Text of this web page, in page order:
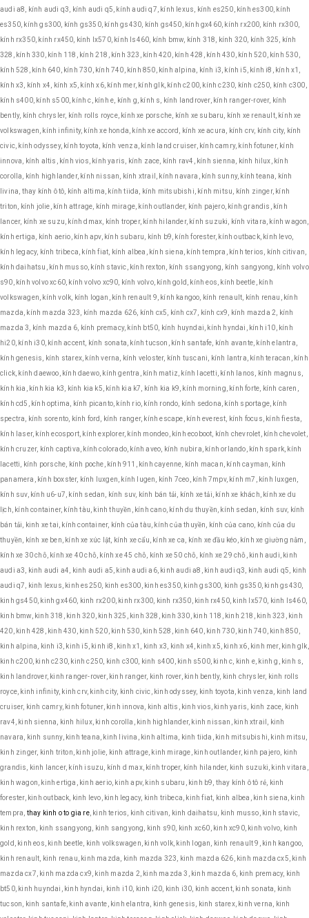
audi a8, kính audi q3, kính audi q5, kính audi q7, kính lexus, kính es250, kính es300, kính
es350, kính gs300, kính gs350, kính gs430, kính gs450, kính gx460, kính rx200, kính rx300,
kính rx350, kính rx450, kính lx570, kính ls460, kính bmw, kính 318, kính 320, kính 325, kính
328, kính 330, kính 118, kính 218, kính 323, kính 420, kính 428, kính 430, kính 520, kính 530,
kính 528, kính 640, kính 730, kính 740, kính 850, kính alpina, kính i3, kính i5, kính i8, kính x1,
kính x3, kính x4, kính x5, kính x6, kính mer, kính glk, kính c200, kính c230, kính c250, kính c300,
kính s400, kính s500, kính c, kính e, kính g, kính s, kính landrover, kính ranger-rover, kính
bently, kính chrysler, kính rolls royce, kính xe porsche, kính xe subaru, kính xe renault, kính xe
volkswagen, kính infinity, kính xe honda, kính xe accord, kính xe acura, kính crv, kính city, kính
civic, kính odyssey, kính toyota, kính venza, kính land cruiser, kính camry, kính fotuner, kính
innova, kính altis, kính vios, kính yaris, kính zace, kính rav4, kính sienna, kính hilux, kính
corolla, kính highlander, kính nissan, kính xtrail, kính navara, kính sunny, kính teana, kính
livina, thay kính ô tô, kính altima, kính tiida, kính mitsubishi, kính mitsu, kính zinger, kính
triton, kính jolie, kính attrage, kính mirage, kính outlander, kính pajero, kính grandis, kính
lancer, kính xe suzu, kính dmax, kính troper, kính hilander, kính suzuki, kính vitara, kính wagon,
kính ertiga, kính aerio, kính apv, kính subaru, kính b9, kính forester, kính outback, kính levo,
kính legacy, kính tribeca, kính fiat, kính albea, kính siena, kính tempra, kính terios, kính citivan,
kính daihatsu, kính musso, kính stavic, kính rexton, kính ssangyong, kính sangyong, kính volvo
s90, kính volvo xc60, kính volvo xc90, kính volvo, kính gold, kính eos, kính beetle, kính
volkswagen, kính volk, kính logan, kính renault 9, kính kangoo, kính renault, kính renau, kính
mazda, kính mazda 323, kính mazda 626, kính cx5, kính cx7, kính cx9, kính mazda 2, kính
mazda 3, kính mazda 6, kính premacy, kính bt50, kính huyndai, kính hyndai, kính i10, kính
hi20, kính i30, kính accent, kính sonata, kính tucson, kính santafe, kính avante, kính elantra,
kính genesis, kính starex, kính verna, kính veloster, kính tuscani, kính lantra, kính teracan, kính
click, kính daewoo, kính daewo, kính gentra, kính matiz, kính lacetti, kính lanos, kính magnus,
kính kia, kính kia k3, kính kia k5, kính kia k7, kính kia k9, kính morning, kính forte, kính caren,
kính cd5, kính optima, kính picanto, kính rio, kính rondo, kính sedona, kính sportage, kính
spectra, kính sorento, kính ford, kính ranger, kính escape, kính everest, kính focus, kính fiesta,
kính laser, kính ecosport, kính explorer, kính mondeo, kính ecoboot, kính chevrolet, kính chevolet,
kính cruzer, kính captiva, kính colorado, kính aveo, kính nubira, kính orlando, kính spark, kính
lacetti, kính porsche, kính poche, kính 911, kính cayenne, kính macan, kính cayman, kính
panamera, kính boxster, kính luxgen, kính lugen, kính 7ceo, kính 7mpv, kính m7, kính luxgen,
kính suv, kính u6-u7, kính sedan, kính suv, kính bán tải, kính xe tải, kính xe khách, kính xe du
lịch, kính container, kính tàu, kinh thuyền, kính cano, kính du thuyền, kính sedan, kính suv, kính
bán tải, kinh xe tai, kính container, kính của tàu, kính của thuyền, kính của cano, kính của du
thuyền, kính xe ben, kính xe xúc lật, kính xe cẩu, kính xe ca, kính xe đầu kéo, kính xe giường nằm,
kính xe 30 chỗ, kính xe 40 chỗ, kính xe 45 chỗ, kính xe 50 chỗ, kính xe 29 chỗ, kinh audi, kinh
audi a3, kinh audi a4, kinh audi a5, kinh audi a6, kinh audi a8, kinh audi q3, kinh audi q5, kinh
audi q7, kinh lexus, kinh es250, kinh es300, kinh es350, kinh gs300, kinh gs350, kinh gs430,
kinh gs450, kinh gx460, kinh rx200, kinh rx300, kinh rx350, kinh rx450, kinh lx570, kinh ls460,
kinh bmw, kinh 318, kinh 320, kinh 325, kinh 328, kinh 330, kinh 118, kinh 218, kinh 323, kinh
420, kinh 428, kinh 430, kinh 520, kinh 530, kinh 528, kinh 640, kinh 730, kinh 740, kinh 850,
kinh alpina, kinh i3, kinh i5, kinh i8, kinh x1, kinh x3, kinh x4, kinh x5, kinh x6, kinh mer, kinh glk,
kinh c200, kinh c230, kinh c250, kinh c300, kinh s400, kinh s500, kinh c, kinh e, kinh g, kinh s,
kinh landrover, kinh ranger-rover, kinh ranger, kinh rover, kinh bently, kinh chrysler, kinh rolls
royce, kinh infinity, kinh crv, kinh city, kinh civic, kinh odyssey, kinh toyota, kinh venza, kinh land
cruiser, kinh camry, kinh fotuner, kinh innova, kinh altis, kinh vios, kinh yaris, kinh zace, kinh
rav4, kinh sienna, kinh hilux, kinh corolla, kinh highlander, kinh nissan, kinh xtrail, kinh
navara, kinh sunny, kinh teana, kinh livina, kinh altima, kinh tiida, kinh mitsubishi, kinh mitsu,
kinh zinger, kinh triton, kinh jolie, kinh attrage, kinh mirage, kinh outlander, kinh pajero, kinh
grandis, kinh lancer, kính isuzu, kính d max, kính troper, kính hilander, kinh suzuki, kinh vitara,
kinh wagon, kinh ertiga, kinh aerio, kinh apv, kinh subaru, kinh b9, thay kính ô tô rẻ, kinh
forester, kinh outback, kinh levo, kinh legacy, kinh tribeca, kinh fiat, kinh albea, kinh siena, kinh
tempra, thay kinh o to gia re, kinh terios, kinh citivan, kinh daihatsu, kinh musso, kinh stavic,
kinh rexton, kinh ssangyong, kinh sangyong, kinh s90, kinh xc60, kinh xc90, kinh volvo, kinh
gold, kinh eos, kinh beetle, kinh volkswagen, kinh volk, kinh logan, kinh renault 9, kinh kangoo,
kinh renault, kinh renau, kinh mazda, kinh mazda 323, kinh mazda 626, kinh mazda cx5, kinh
mazda cx7, kinh mazda cx9, kinh mazda 2, kinh mazda 3, kinh mazda 6, kinh premacy, kinh
bt50, kinh huyndai, kinh hyndai, kinh i10, kinh i20, kinh i30, kinh accent, kinh sonata, kinh
tucson, kinh santafe, kinh avante, kinh elantra, kinh genesis, kinh starex, kinh verna, kinh